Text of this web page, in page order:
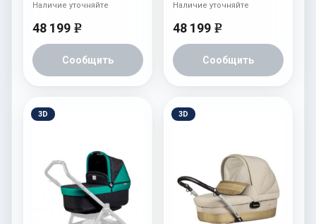
48 199 e
Сообщить
Наличие уточняйте
48 199 e
Сообщить
Наличие уточняйте
3D 3D